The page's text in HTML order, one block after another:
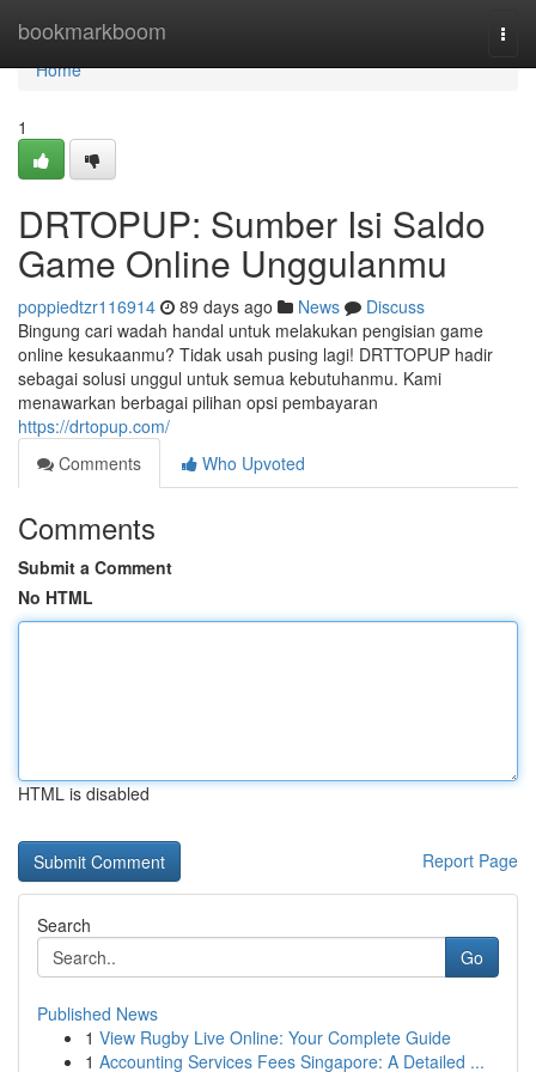
bookmarkboom
Home
Home
1
DRTOPUP: Sumber Isi Saldo
Game Online Unggulanmu
poppiedtzr116914 89 days ago News
Discuss
Bingung cari wadah handal untuk melakukan pengisian game
online kesukaanmu? Tidak usah pusing lagi! DRTTOPUP hadir
sebagai solusi unggul untuk semua kebutuhanmu. Kami
menawarkan berbagai pilihan opsi pembayaran
https://drtopup.com/
Comments
Who Upvoted
Comments
Submit a Comment
No HTML
HTML is disabled
Report Page
Search
Go
Published News
1 View Rugby Live Online: Your Complete Guide
1 Accounting Services Fees Singapore: A Detailed ...